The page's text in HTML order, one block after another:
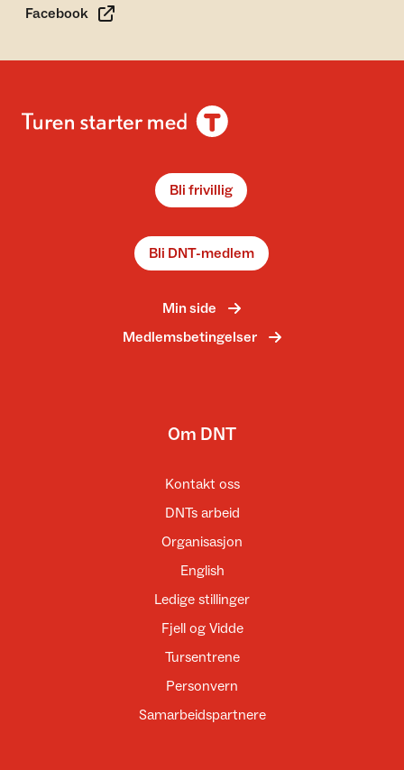
Facebook
Bli frivillig
Bli DNT-medlem
Min side
Medlemsbetingelser
Om DNT
Kontakt oss
DNTs arbeid
Organisasjon
English
Ledige stillinger
Fjell og Vidde
Tursentrene
Personvern
Samarbeidspartnere